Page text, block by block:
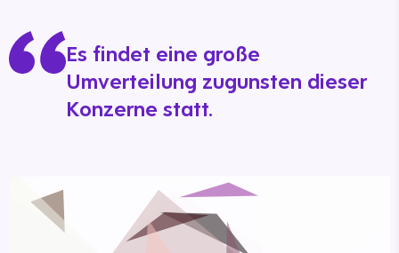
Es findet eine große
Umverteilung zugunsten dieser
Konzerne statt.